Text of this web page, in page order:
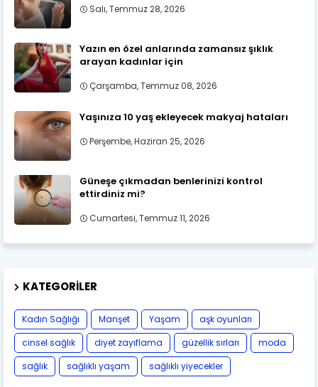
Salı, Temmuz 28, 2026
Yazın en özel anlarında zamansız şıklık
arayan kadınlar için
Çarşamba, Temmuz 08, 2026
Yaşınıza 10 yaş ekleyecek makyaj hataları
Perşembe, Haziran 25, 2026
Güneşe çıkmadan benlerinizi kontrol
ettirdiniz mi?
Cumartesi, Temmuz 11, 2026
KATEGORILER
Kadın Sağlığı Manşet Yaşam
aşk oyunları
cinsel sağlık
diyet zayıflama güzellik sırları
moda
sağlık
sağlıklı yaşam sağlıklı yiyecekler